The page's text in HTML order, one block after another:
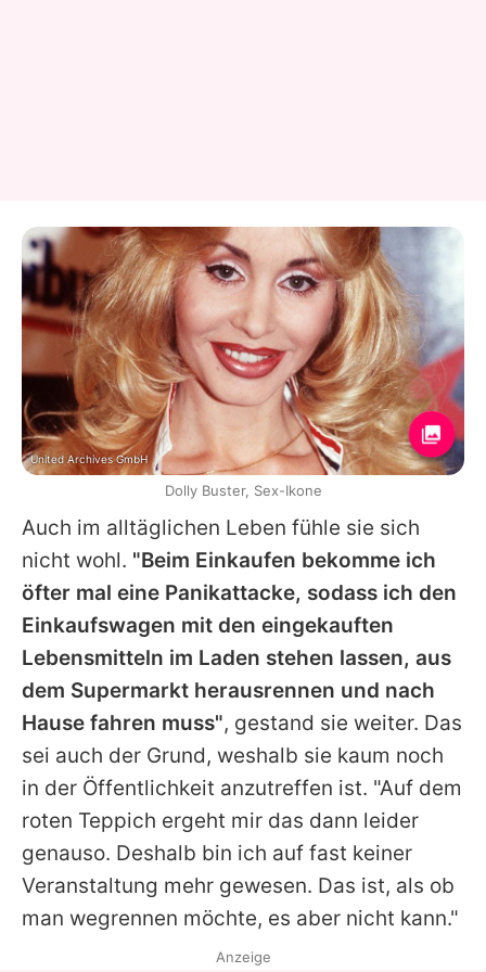
Auch im alltäglichen Leben fühle sie sich
nicht wohl. "Beim Einkaufen bekomme ich
öfter mal eine Panikattacke, sodass ich den
Einkaufswagen mit den eingekauften
Lebensmitteln im Laden stehen lassen, aus
dem Supermarkt herausrennen und nach
Hause fahren muss", gestand sie weiter. Das
sei auch der Grund, weshalb sie kaum noch
in der Öffentlichkeit anzutreffen ist. "Auf dem
roten Teppich ergeht mir das dann leider
genauso. Deshalb bin ich auf fast keiner
Veranstaltung mehr gewesen. Das ist, als ob
man wegrennen möchte, es aber nicht kann."
United Archives GmbH
Dolly Buster, Sex-Ikone
Anzeige